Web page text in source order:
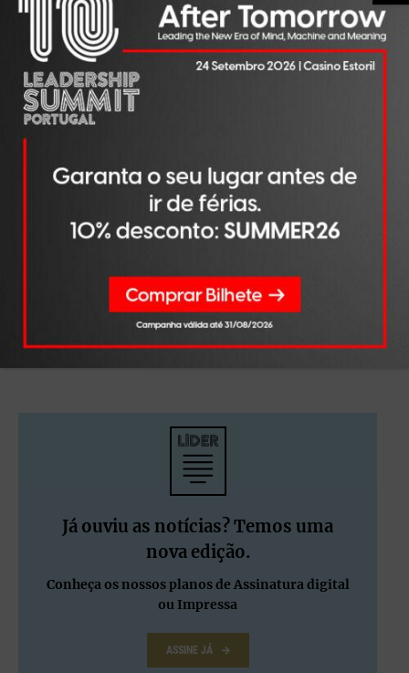
Lynda Gratton, professora de Gestão na London
Business School, fundadora da HSM Advisory e uma referência
global no estudo da longevidade e do futuro...
VER ÚLTIMA EDIÇÃO
Já ouviu as notícias? Temos uma
nova edição.
Conheça os nossos planos de Assinatura digital
ou Impressa
ASSINE JÁ